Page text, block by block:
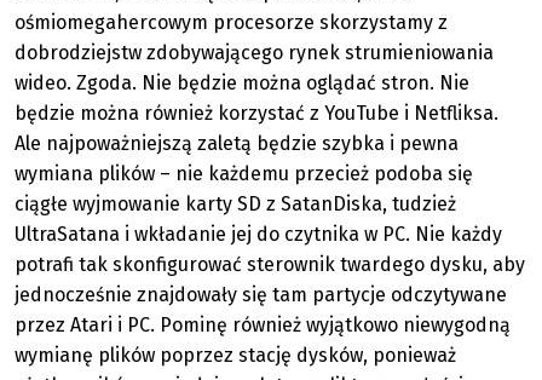
ośmiomegahercowym procesorze skorzystamy z
dobrodziejstw zdobywającego rynek strumieniowania
wideo. Zgoda. Nie będzie można oglądać stron. Nie
będzie można również korzystać z YouTube i Netfliksa.
Ale najpoważniejszą zaletą będzie szybka i pewna
wymiana plików – nie każdemu przecież podoba się
ciągłe wyjmowanie karty SD z SatanDiska, tudzież
UltraSatana i wkładanie jej do czytnika w PC. Nie każdy
potrafi tak skonfigurować sterownik twardego dysku, aby
jednocześnie znajdowały się tam partycje odczytywane
przez Atari i PC. Pominę również wyjątkowo niewygodną
wymianę plików poprzez stację dysków, ponieważ